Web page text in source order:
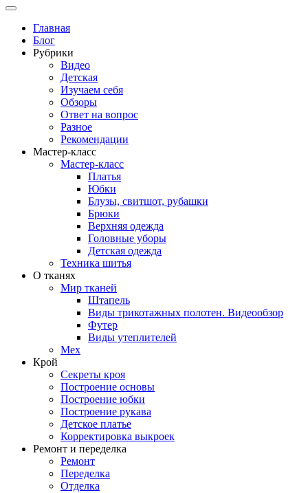
Primary
Главная
Блог
Рубрики
Видео
Детская
Изучаем себя
Обзоры
Ответ на вопрос
Разное
Рекомендации
Мастер-класс
Мастер-класс
Платья
Юбки
Блузы, свитшот, рубашки
Брюки
Верхняя одежда
Головные уборы
Детская одежда
Техника шитья
О тканях
Мир тканей
Штапель
Виды трикотажных полотен. Видеообзор
Футер
Виды утеплителей
Мех
Крой
Секреты кроя
Построение основы
Построение юбки
Построение рукава
Детское платье
Корректировка выкроек
Ремонт и переделка
Ремонт
Переделка
Отделка